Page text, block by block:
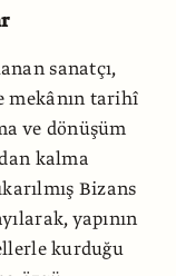
sanatçı,
mekânın tarihî
ve dönüşüm
kalma
Bizans
yapının
kurduğu